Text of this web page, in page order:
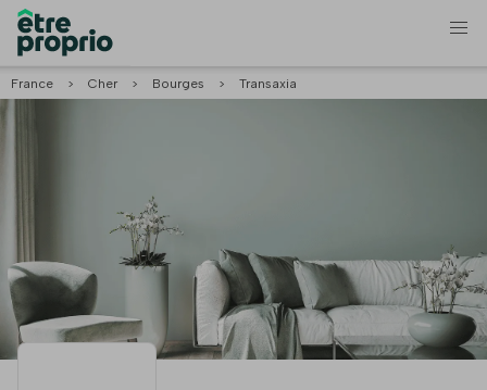
France > Cher > Bourges > Transaxia